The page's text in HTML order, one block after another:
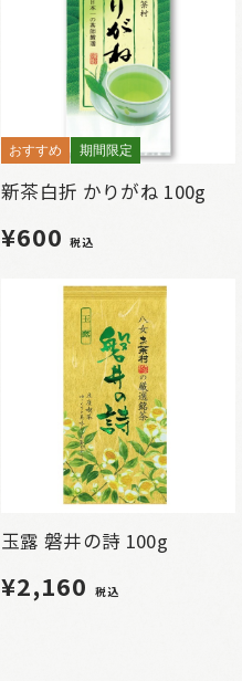
おすすめ 期間限定
新茶白折 かりがね 100g
¥600税込
玉露 磐井の詩 100g
¥2,160 税込